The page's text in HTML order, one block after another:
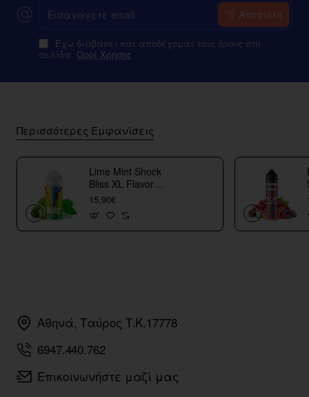
email
Αποστόλη
Έχω διαβάσει και αποδέχομαι τους όρους στη
σελίδα Οροί Χρήσης
Περισσότερες Εμφανίσεις
Lime Mint Shock
Bliss XL Flavor
Shots
15,90€
Αθηνά, Ταύρος Τ.Κ.17778
6947.440.762
Επικοινωνήστε μαζί μας